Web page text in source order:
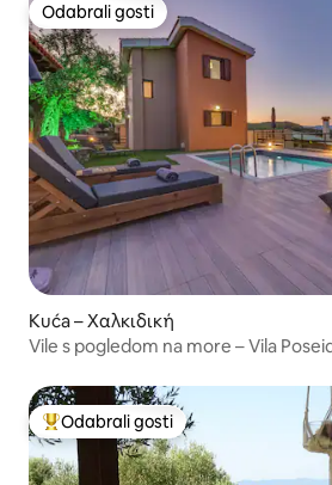
Odabrali gosti
Odabrali gosti
Kuća – Χαλκιδική
Vile s pogledom na more – Vila
Među najviše rangiranima s
Odabrali gosti